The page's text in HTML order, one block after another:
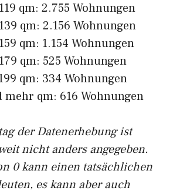
qm: 2.755 Wohnungen
qm: 2.156 Wohnungen
qm: 1.154 Wohnungen
qm: 525 Wohnungen
qm: 334 Wohnungen
mehr qm: 616 Wohnungen
der Datenerhebung ist
nicht anders angegeben.
0 kann einen tatsächlichen
es kann aber auch